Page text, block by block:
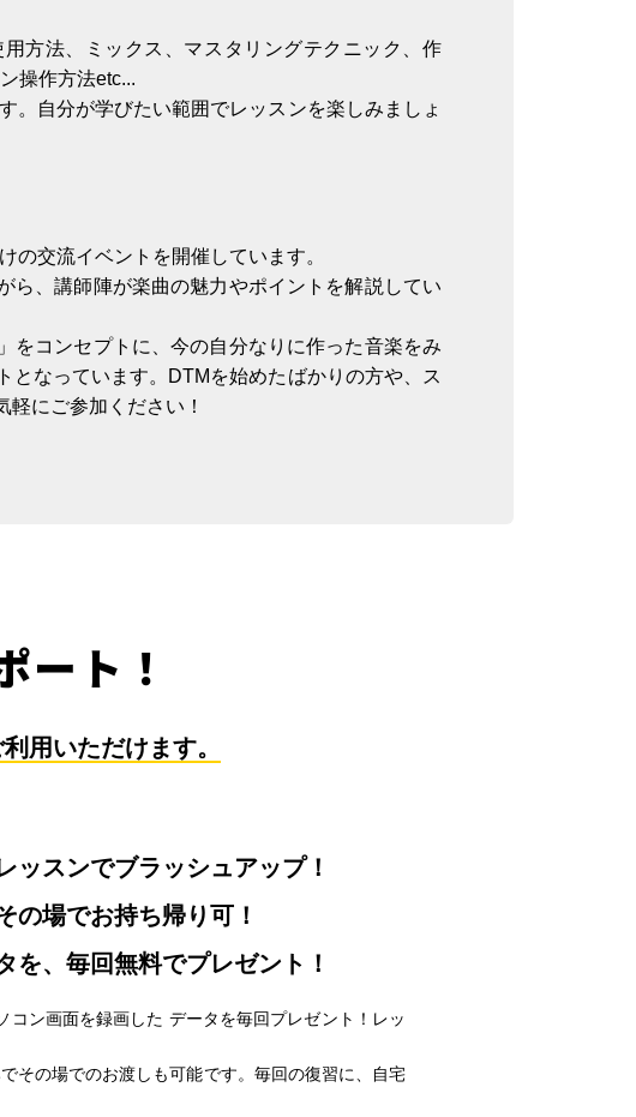
方法、ミックス、マスタリングテクニック、作
操作方法etc...
。自分が学びたい範囲でレッスンを楽しみましょ
の交流イベントを開催しています。
ら、講師陣が楽曲の魅力やポイントを解説してい
をコンセプトに、今の自分なりに作った音楽をみ
となっています。DTMを始めたばかりの方や、ス
にご参加ください！
ート！
用いただけます。
ッスンでブラッシュアップ！
の場でお持ち帰り可！
を、毎回無料でプレゼント！
ン画面を録画した データを毎回プレゼント！レッ
その場でのお渡しも可能です。毎回の復習に、自宅